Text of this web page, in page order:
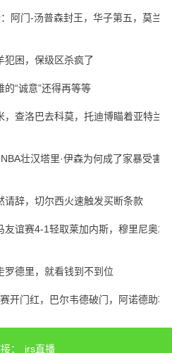
阿门-汤普森封王，华子第五，莫兰特
犯困，保级区杀疯了
“诚意”还得再等等
查洛巴去科莫，托迪博瞄着亚特兰
壮汉塔里·伊森为何成了家暴受害
请辞，切尔西火速触发买断条款
谊赛4-1轻取莱加内斯，穆里尼奥场
罗德里，就看钱到不到位
开门红，巴尔韦德破门，阿诺德助攻
： jrs直播